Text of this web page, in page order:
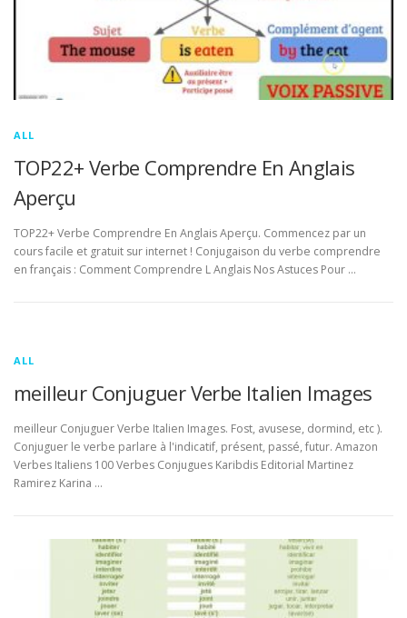
ALL
TOP22+ Verbe Comprendre En Anglais
Aperçu
TOP22+ Verbe Comprendre En Anglais Aperçu. Commencez par un
cours facile et gratuit sur internet ! Conjugaison du verbe comprendre
en français : Comment Comprendre L Anglais Nos Astuces Pour …
ALL
meilleur Conjuguer Verbe Italien Images
meilleur Conjuguer Verbe Italien Images. Fost, avusese, dormind, etc ).
Conjuguer le verbe parlare à l'indicatif, présent, passé, futur. Amazon
Verbes Italiens 100 Verbes Conjugues Karibdis Editorial Martinez
Ramirez Karina …